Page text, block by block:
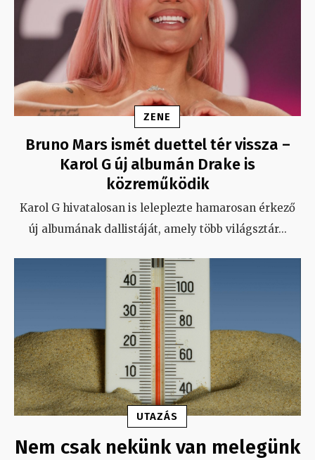
ZENE
Bruno Mars ismét duettel tér vissza –
Karol G új albumán Drake is
közreműködik
Karol G hivatalosan is leleplezte hamarosan érkező
új albumának dallistáját, amely több világsztár...
UTAZÁS
Nem csak nekünk van melegünk